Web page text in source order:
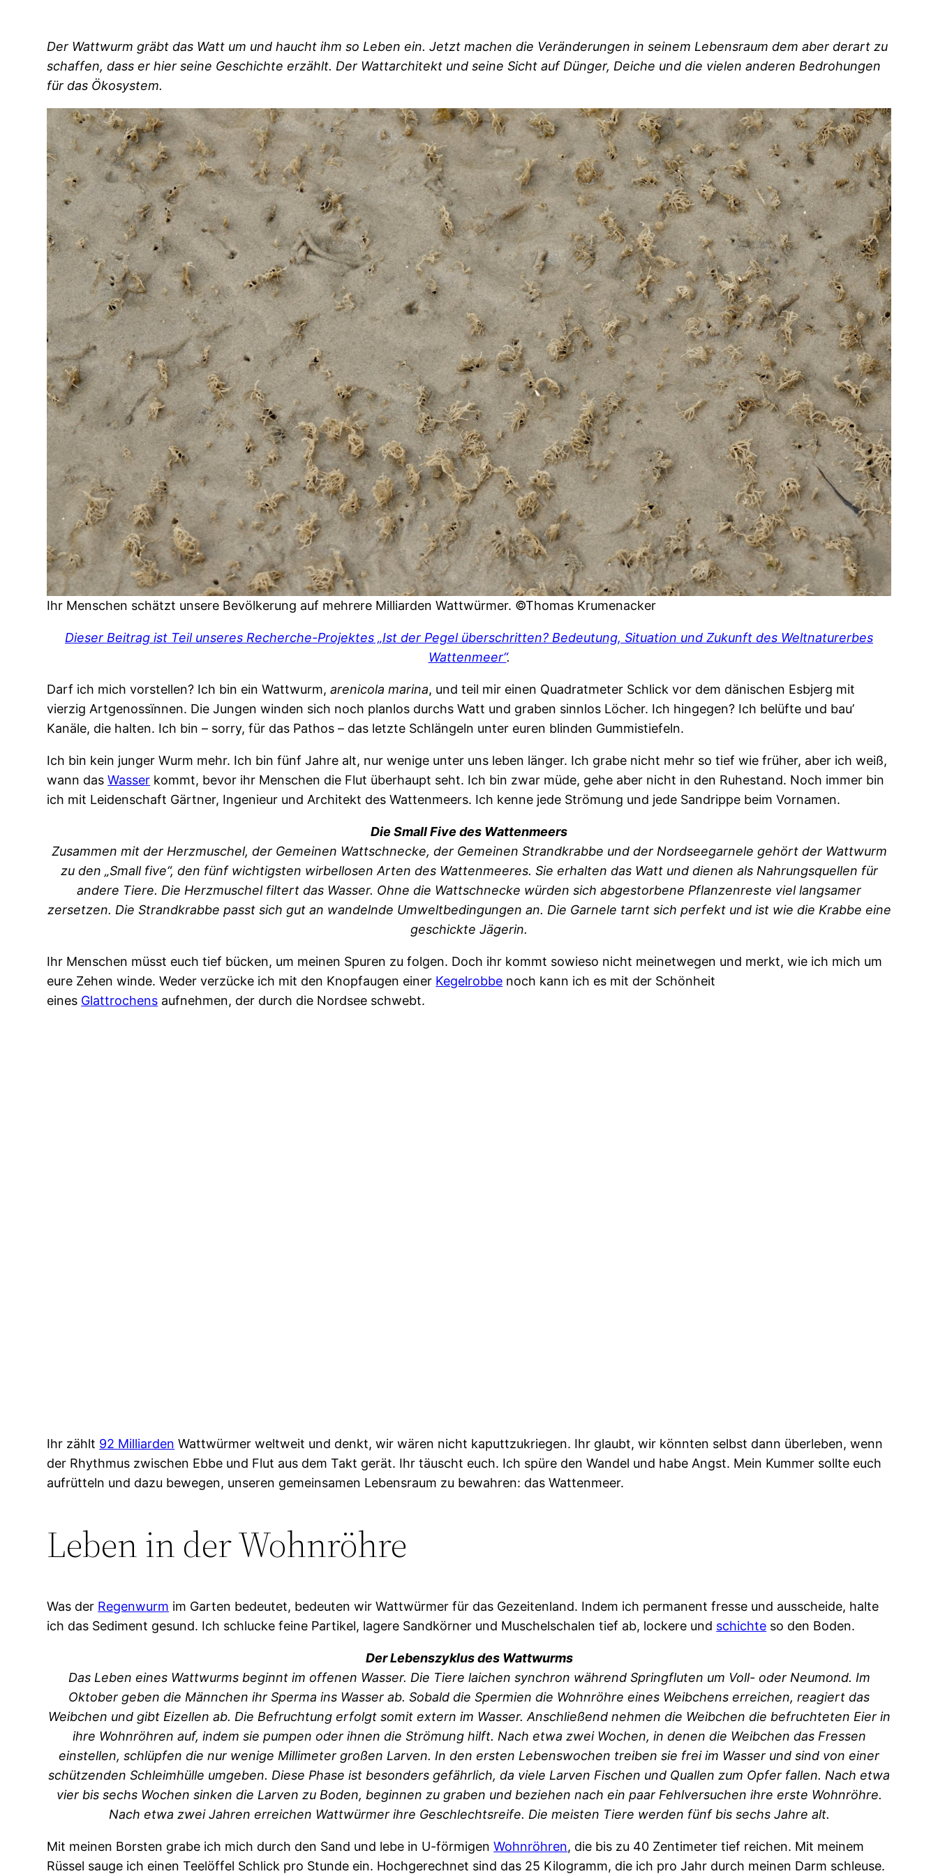
Der Wattwurm gräbt das Watt um und haucht ihm so Leben ein. Jetzt machen die Veränderungen in seinem Lebensraum dem aber derart zu
schaffen, dass er hier seine Geschichte erzählt. Der Wattarchitekt und seine Sicht auf Dünger, Deiche und die vielen anderen Bedrohungen
für das Ökosystem.
Ihr Menschen schätzt unsere Bevölkerung auf mehrere Milliarden Wattwürmer. ©Thomas Krumenacker
Dieser Beitrag ist Teil unseres Recherche-Projektes „Ist der Pegel überschritten? Bedeutung, Situation und Zukunft des Weltnaturerbes
Wattenmeer“.
Darf ich mich vorstellen? Ich bin ein Wattwurm,arenicola marina, und teil mir einen Quadratmeter Schlick vor dem dänischen Esbjerg mit
vierzig Artgenossïnnen. Die Jungen winden sich noch planlos durchs Watt und graben sinnlos Löcher. Ich hingegen? Ich belüfte und bau’
Kanäle, die halten. Ich bin – sorry, für das Pathos – das letzte Schlängeln unter euren blinden Gummistiefeln.
Ich bin kein junger Wurm mehr. Ich bin fünf Jahre alt, nur wenige unter uns leben länger. Ich grabe nicht mehr so tief wie früher, aber ich weiß,
wann dasWasser kommt, bevor ihr Menschen die Flut überhaupt seht. Ich bin zwar müde, gehe aber nicht in den Ruhestand. Noch immer bin
ich mit Leidenschaft Gärtner, Ingenieur und Architekt des Wattenmeers. Ich kenne jede Strömung und jede Sandrippe beim Vornamen.
Die Small Five des Wattenmeers
Zusammen mit der Herzmuschel, der Gemeinen Wattschnecke, der Gemeinen Strandkrabbe und der Nordseegarnele gehört der Wattwurm
zu den „Small five“, den fünf wichtigsten wirbellosen Arten des Wattenmeeres. Sie erhalten das Watt und dienen als Nahrungsquellen für
andere Tiere. Die Herzmuschel filtert das Wasser. Ohne die Wattschnecke würden sich abgestorbene Pflanzenreste viel langsamer
zersetzen. Die Strandkrabbe passt sich gut an wandelnde Umweltbedingungen an. Die Garnele tarnt sich perfekt und ist wie die Krabbe eine
geschickte Jägerin.
Ihr Menschen müsst euch tief bücken, um meinen Spuren zu folgen. Doch ihr kommt sowieso nicht meinetwegen und merkt, wie ich mich um
eure Zehen winde. Weder verzücke ich mit den Knopfaugen einer Kegelrobbe noch kann ich es mit der Schönheit
eines Glattrochens aufnehmen, der durch die Nordsee schwebt.
Ihr zählt 92 Milliarden Wattwürmer weltweit und denkt, wir wären nicht kaputtzukriegen. Ihr glaubt, wir könnten selbst dann überleben, wenn
der Rhythmus zwischen Ebbe und Flut aus dem Takt gerät. Ihr täuscht euch. Ich spüre den Wandel und habe Angst. Mein Kummer sollte euch
aufrütteln und dazu bewegen, unseren gemeinsamen Lebensraum zu bewahren: das Wattenmeer.
Leben in der Wohnröhre
Was der Regenwurm im Garten bedeutet, bedeuten wir Wattwürmer für das Gezeitenland. Indem ich permanent fresse und ausscheide, halte
ich das Sediment gesund. Ich schlucke feine Partikel, lagere Sandkörner und Muschelschalen tief ab, lockere und schichte so den Boden.
Der Lebenszyklus des Wattwurms
Das Leben eines Wattwurms beginnt im offenen Wasser. Die Tiere laichen synchron während Springfluten um Voll- oder Neumond. Im
Oktober geben die Männchen ihr Sperma ins Wasser ab. Sobald die Spermien die Wohnröhre eines Weibchens erreichen, reagiert das
Weibchen und gibt Eizellen ab. Die Befruchtung erfolgt somit extern im Wasser. Anschließend nehmen die Weibchen die befruchteten Eier in
ihre Wohnröhren auf, indem sie pumpen oder ihnen die Strömung hilft. Nach etwa zwei Wochen, in denen die Weibchen das Fressen
einstellen, schlüpfen die nur wenige Millimeter großen Larven. In den ersten Lebenswochen treiben sie frei im Wasser und sind von einer
schützenden Schleimhülle umgeben. Diese Phase ist besonders gefährlich, da viele Larven Fischen und Quallen zum Opfer fallen. Nach etwa
vier bis sechs Wochen sinken die Larven zu Boden, beginnen zu graben und beziehen nach ein paar Fehlversuchen ihre erste Wohnröhre.
Nach etwa zwei Jahren erreichen Wattwürmer ihre Geschlechtsreife. Die meisten Tiere werden fünf bis sechs Jahre alt.
Mit meinen Borsten grabe ich mich durch den Sand und lebe in U-förmigenWohnröhren, die bis zu 40 Zentimeter tief reichen. Mit meinem
Rüssel sauge ich einen Teelöffel Schlick pro Stunde ein. Hochgerechnet sind das 25 Kilogramm, die ich pro Jahr durch meinen Darm schleuse.